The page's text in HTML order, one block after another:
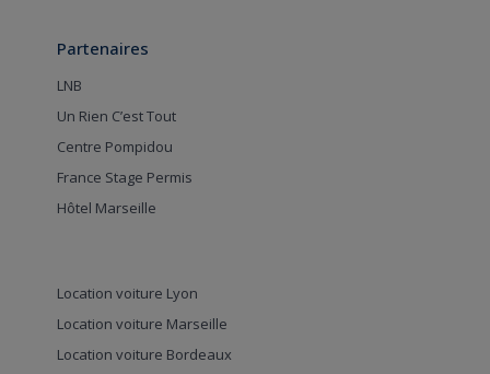
Partenaires
LNB
Un Rien C’est Tout
Centre Pompidou
France Stage Permis
Hôtel Marseille
Location voiture Lyon
Location voiture Marseille
Location voiture Bordeaux